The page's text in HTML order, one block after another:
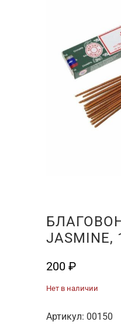
JASMINE,
200 ₽
Нет в наличии
Артикул: 00150